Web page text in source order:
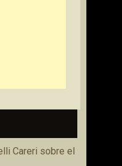
Careri sobre el